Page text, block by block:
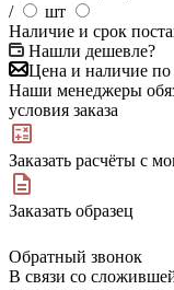
/
шт
Наличие и срок
Нашли дешевле?
Цена и наличие по
Наши менеджеры
условия заказа
Заказать расчёты с
Заказать образец
Обратный звонок
В связи со